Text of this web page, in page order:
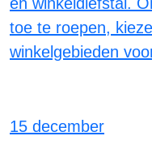
toe te roepen,
winkelgebieden
15 december